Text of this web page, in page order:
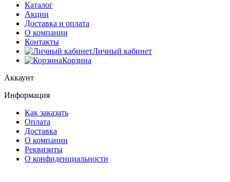
Каталог
Акции
Доставка и оплата
О компании
Контакты
Личный кабинет
Корзина
Аккаунт
Информация
Как заказать
Оплата
Доставка
О компании
Реквизиты
О конфиденциальности